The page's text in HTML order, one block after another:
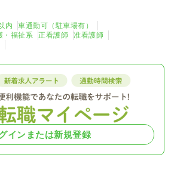
内
車通勤可（駐車場有）
・福祉系 正看護師
准看護師
インまたは新規登録